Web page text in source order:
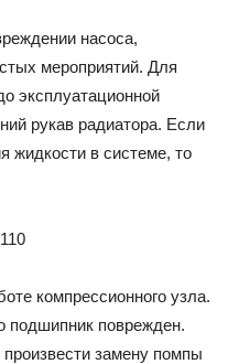
насоса,
мероприятий. Для
эксплуатационной
рукав радиатора. Если
жидкости в системе, то
компрессионного узла.
подшипник поврежден.
замену помпы